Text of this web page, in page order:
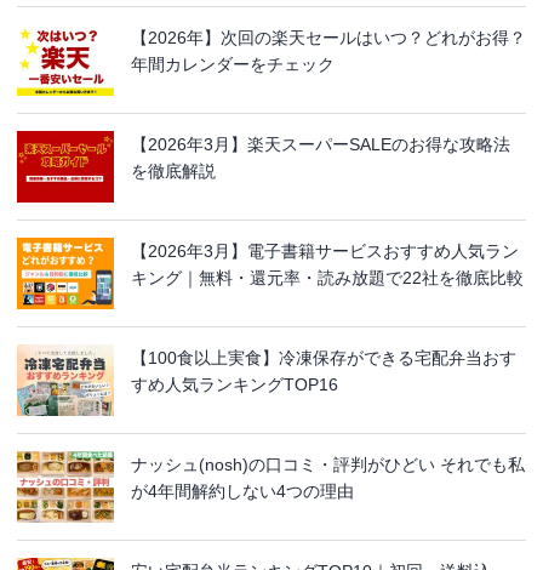
【2026年】次回の楽天セールはいつ？どれがお得？
年間カレンダーをチェック
【2026年3月】楽天スーパーSALEのお得な攻略法
を徹底解説
【2026年3月】電子書籍サービスおすすめ人気ラン
キング｜無料・還元率・読み放題で22社を徹底比較
【100食以上実食】冷凍保存ができる宅配弁当おす
すめ人気ランキングTOP16
ナッシュ(nosh)の口コミ・評判がひどい それでも私
が4年間解約しない4つの理由